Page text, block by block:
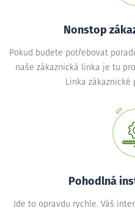
Nonstop
Pokud budete potřebovat
naše zákaznická linka je tu
Linka zákaznické
Pohodlná
Jde to opravdu rychle. Váš